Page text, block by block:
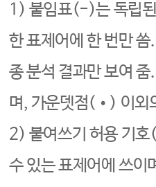
1) 붙임표(-)는 독립된
한 표제어에 한 번만
종 분석 결과만 보여
며, 가운뎃점(•) 이외
2) 붙여쓰기 허용 기호
수 있는 표제어에 쓰이